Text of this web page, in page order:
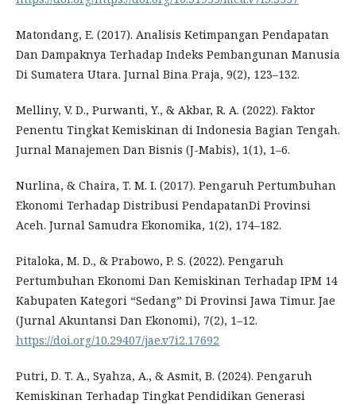
Matondang, E. (2017). Analisis Ketimpangan Pendapatan
Dan Dampaknya Terhadap Indeks Pembangunan Manusia
Di Sumatera Utara. Jurnal Bina Praja, 9(2), 123–132.
Melliny, V. D., Purwanti, Y., & Akbar, R. A. (2022). Faktor
Penentu Tingkat Kemiskinan di Indonesia Bagian Tengah.
Jurnal Manajemen Dan Bisnis (J-Mabis), 1(1), 1–6.
Nurlina, & Chaira, T. M. I. (2017). Pengaruh Pertumbuhan
Ekonomi Terhadap Distribusi PendapatanDi Provinsi
Aceh. Jurnal Samudra Ekonomika, 1(2), 174–182.
Pitaloka, M. D., & Prabowo, P. S. (2022). Pengaruh
Pertumbuhan Ekonomi Dan Kemiskinan Terhadap IPM 14
Kabupaten Kategori “Sedang” Di Provinsi Jawa Timur. Jae
(Jurnal Akuntansi Dan Ekonomi), 7(2), 1–12.
https://doi.org/10.29407/jae.v7i2.17692
Putri, D. T. A., Syahza, A., & Asmit, B. (2024). Pengaruh
Kemiskinan Terhadap Tingkat Pendidikan Generasi